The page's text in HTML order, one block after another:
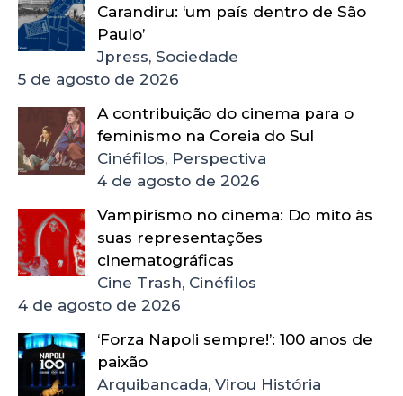
Carandiru: ‘um país dentro de São
Paulo’
Jpress, Sociedade
5 de agosto de 2026
A contribuição do cinema para o
feminismo na Coreia do Sul
Cinéfilos, Perspectiva
4 de agosto de 2026
Vampirismo no cinema: Do mito às
suas representações
cinematográficas
Cine Trash, Cinéfilos
4 de agosto de 2026
‘Forza Napoli sempre!’: 100 anos de
paixão
Arquibancada, Virou História